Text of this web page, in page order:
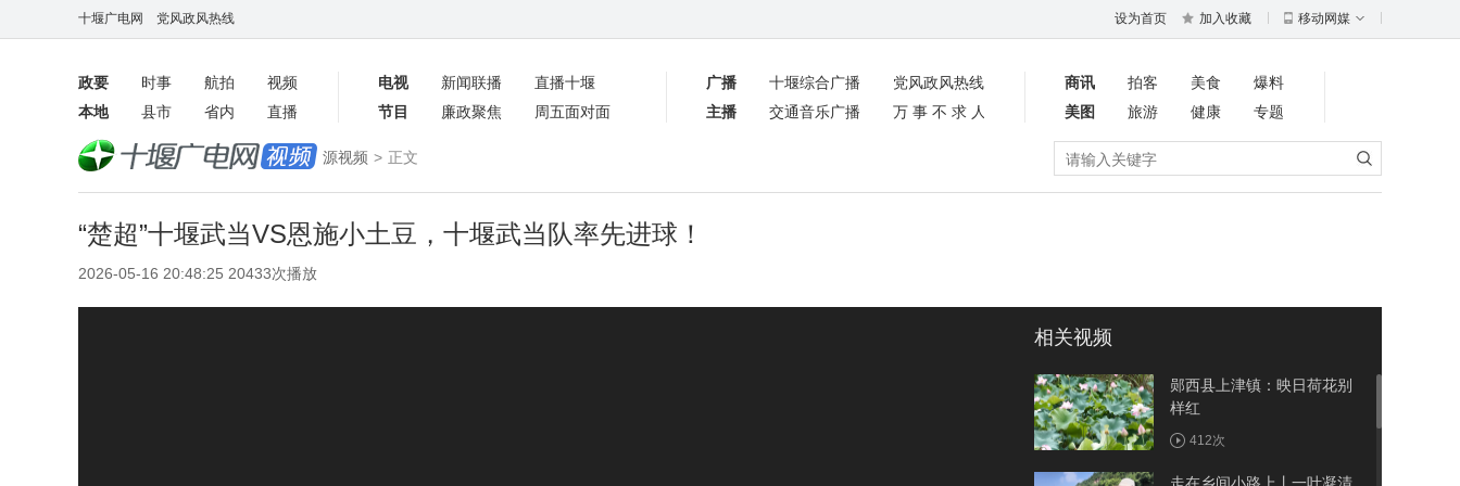
十堰广电网 党风政风热线 设为首页 加入收藏 移动网媒
政要 时事 航拍
视频
本地
县市 省内 直播
电视 新闻联播
直播十堰
节目
廉政聚焦 周五面对面
广播 十堰综合广播
党风政风热线
主播
交通音乐广播 万事不求人
商讯 拍客 美食
爆料
美图
旅游 健康
专题
数字报
源视频 > 正文
“楚超”十堰武当VS恩施小土豆，十堰武当队率先进球！
2026-05-16 20:48:25 20433次播放
相关视频
郧西县上津镇：映日荷花别
样红
412次